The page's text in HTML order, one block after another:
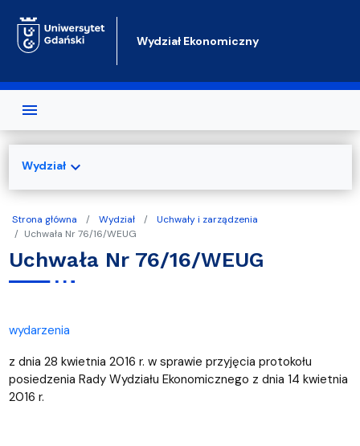
Wydział Ekonomiczny
Strona główna Wydział
Uchwały i zarządzenia
Uchwała Nr 76/16/WEUG
Uchwała Nr 76/16/WEUG
wydarzenia
z dnia 28 kwietnia 2016 r. w sprawie przyjęcia protokołu
posiedzenia Rady Wydziału Ekonomicznego z dnia 14 kwietnia
2016 r.
Wydziałexpand_more